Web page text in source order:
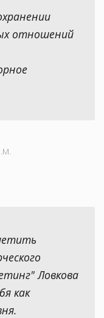
отношений
Ловкова
как